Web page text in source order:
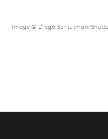
Image © Diego Schtutman/